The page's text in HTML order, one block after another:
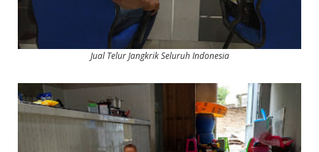
Jual Telur Jangkrik Seluruh Indonesia